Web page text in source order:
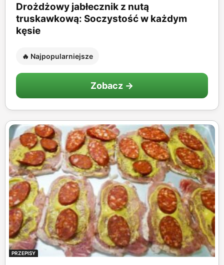
Drożdżowy jabłecznik z nutą
truskawkową: Soczystość w każdym
kęsie
🔥 Najpopularniejsze
Zobacz →
PRZEPISY